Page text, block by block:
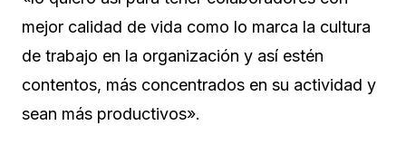
mejor calidad de vida como lo marca la cultura
de trabajo en la organización y así estén
contentos, más concentrados en su actividad y
sean más productivos».